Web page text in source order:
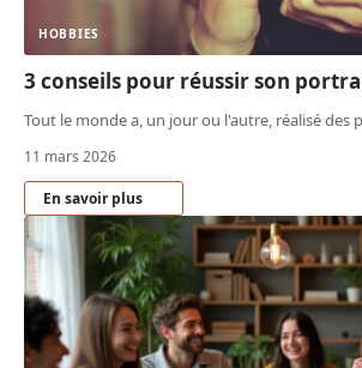
HOBBIES
3 conseils pour réussir son
Tout le monde a, un jour ou l'autre, réalisé des
11 mars 2026
En savoir plus